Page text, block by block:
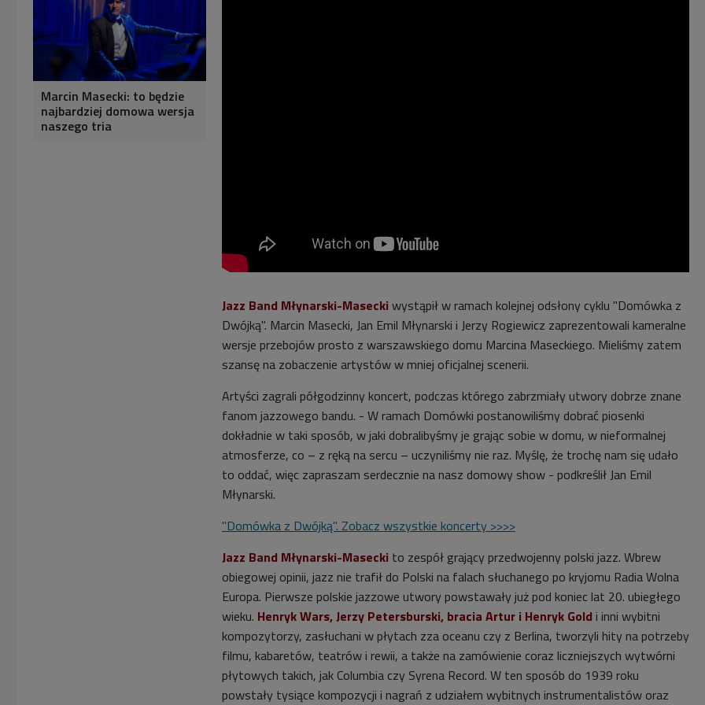
Marcin Masecki: to będzie
najbardziej domowa wersja
naszego tria
Jazz Band Młynarski-Masecki wystąpił w ramach kolejnej odsłony cyklu "Domówka z
Dwójką". Marcin Masecki, Jan Emil Młynarski i Jerzy Rogiewicz zaprezentowali kameralne
wersje przebojów prosto z warszawskiego domu Marcina Maseckiego. Mieliśmy zatem
szansę na zobaczenie artystów w mniej oficjalnej scenerii.
Artyści zagrali półgodzinny koncert, podczas którego zabrzmiały utwory dobrze znane
fanom jazzowego bandu. - W ramach Domówki postanowiliśmy dobrać piosenki
dokładnie w taki sposób, w jaki dobralibyśmy je grając sobie w domu, w nieformalnej
atmosferze, co – z ręką na sercu – uczyniliśmy nie raz. Myślę, że trochę nam się udało
to oddać, więc zapraszam serdecznie na nasz domowy show - podkreślił Jan Emil
Młynarski.
"Domówka z Dwójką". Zobacz wszystkie koncerty >>>>
Jazz Band Młynarski-Masecki to zespół grający przedwojenny polski jazz. Wbrew
obiegowej opinii, jazz nie trafił do Polski na falach słuchanego po kryjomu Radia Wolna
Europa. Pierwsze polskie jazzowe utwory powstawały już pod koniec lat 20. ubiegłego
wieku. Henryk Wars, Jerzy Petersburski, bracia Artur i Henryk Gold i inni wybitni
kompozytorzy, zasłuchani w płytach zza oceanu czy z Berlina, tworzyli hity na potrzeby
filmu, kabaretów, teatrów i rewii, a także na zamówienie coraz liczniejszych wytwórni
płytowych takich, jak Columbia czy Syrena Record. W ten sposób do 1939 roku
powstały tysiące kompozycji i nagrań z udziałem wybitnych instrumentalistów oraz